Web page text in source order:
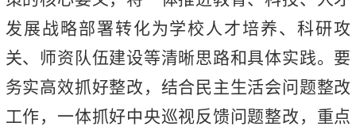
发展战略部署转化为学校人才培养、科研攻
关、师资队伍建设等清晰思路和具体实践。要
务实高效抓好整改，结合民主生活会问题整改
工作，一体抓好中央巡视反馈问题整改，重点